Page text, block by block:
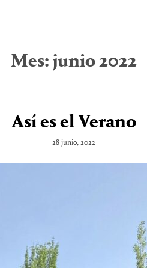
Mes: junio 2022
Así es el Verano
28 junio, 2022